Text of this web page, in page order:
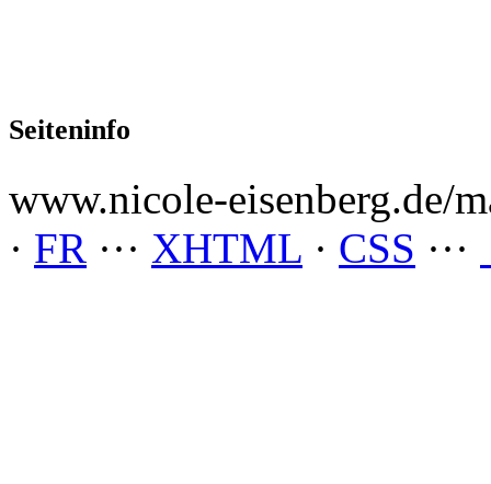
Seiteninfo
www.nicole-eisenberg.de/
· FR ··· XHTML · CSS ···